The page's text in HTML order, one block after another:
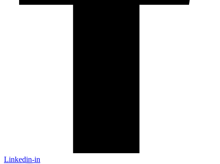
Linkedin-in